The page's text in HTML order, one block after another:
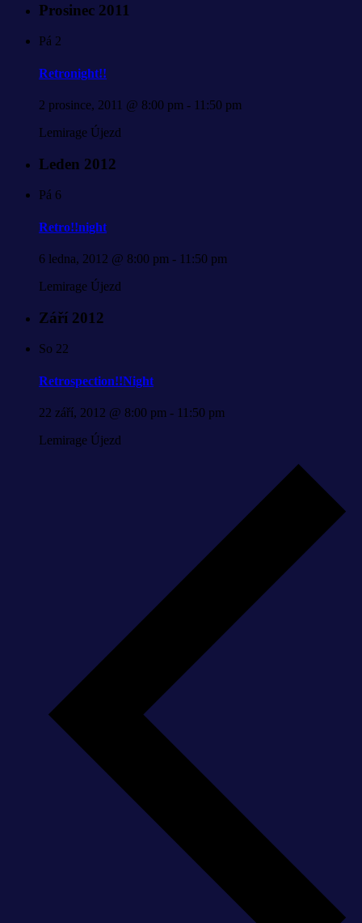
Prosinec 2011
Pá 2
Retronight!!
2 prosince, 2011 @ 8:00 pm - 11:50 pm
Lemirage Újezd
Leden 2012
Pá 6
Retro!!night
6 ledna, 2012 @ 8:00 pm - 11:50 pm
Lemirage Újezd
Září 2012
So 22
Retrospection!!Night
22 září, 2012 @ 8:00 pm - 11:50 pm
Lemirage Újezd